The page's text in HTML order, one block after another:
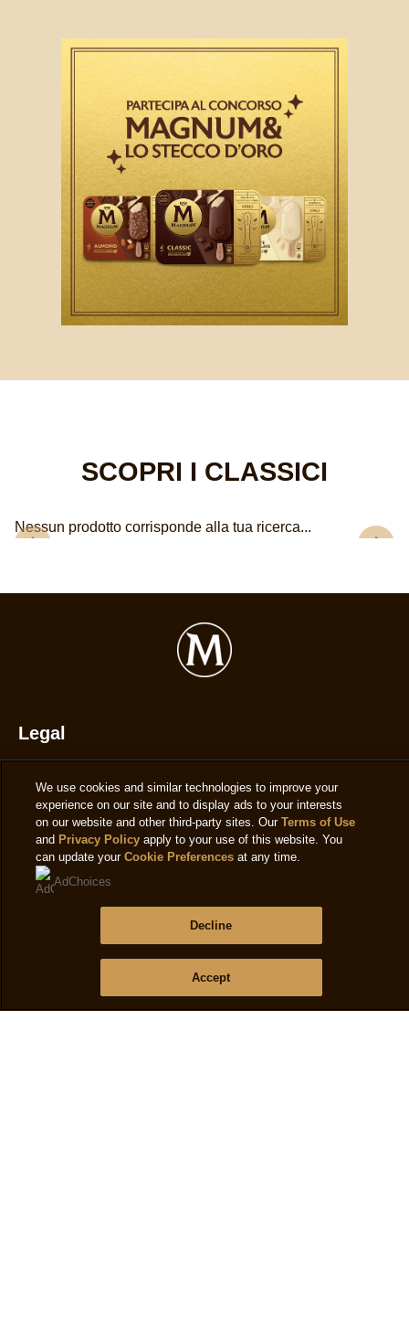
SCOPRI I CLASSICI
Nessun prodotto corrisponde alla tua ricerca...
Legal
Cookie Settings
Cookie Notice
Accessibilità
Note legali
We use cookies and similar technologies to improve your
experience on our site and to display ads to your interests
on our website and other third-party sites. Our Terms of Use
and Privacy Policyapply to your use of this website. You
can update your Cookie Preferencesat any time.
AdChoices
Decline
Accept